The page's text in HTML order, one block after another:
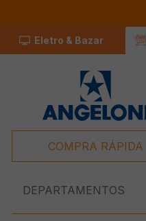
Eletro & Bazar
COMPRA RÁPIDA
DEPARTAMENTOS